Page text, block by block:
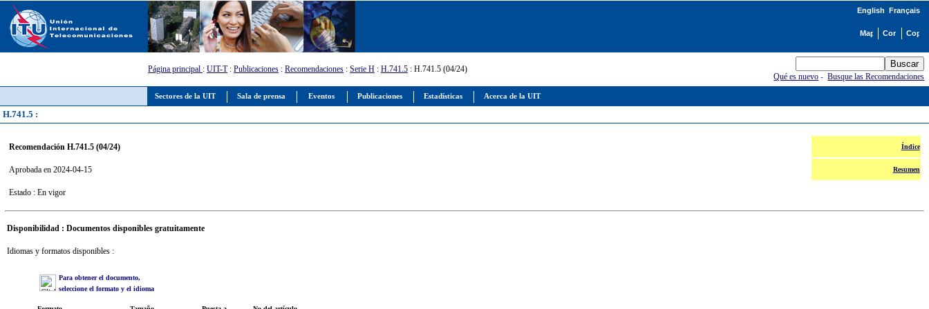
Sectores de la UIT Sala de prensa Eventos Publicaciones Estadísticas Acerca de la UIT
English Français
Página principal : UIT-T: Publicaciones : Recomendaciones : Serie H : H.741.5 : H.741.5 (04/24)
Qué es nuevo -Busque las Recomendaciones
H.741.5 :
Recomendación H.741.5 (04/24)
Aprobada en 2024-04-15
Estado : En vigor
Índice
Resumen
Disponibilidad : Documentos disponibles gratuitamente
Idiomas y formatos disponibles :
Para obtener el documento,
seleccione el formato y el idioma